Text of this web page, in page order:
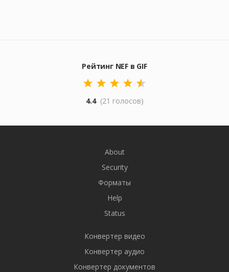
Рейтинг NEF в GIF
4.4 (21 голосов)
About
Security
Форматы
Help
Status
Конвертер видео
Конвертер аудио
Конвертер документов